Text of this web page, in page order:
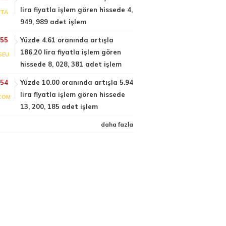
lira fiyatla işlem gören hissede 4,
949, 989 adet işlem
Yüzde 4.61 oranında artışla
186.20 lira fiyatla işlem gören
hissede 8, 028, 381 adet işlem
Yüzde 10.00 oranında artışla 5.94
lira fiyatla işlem gören hissede
13, 200, 185 adet işlem
daha fazla